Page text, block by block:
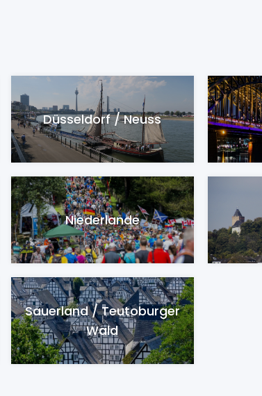
Düsseldorf / Neuss
Niederlande
Sauerland / Teutoburger
Wald